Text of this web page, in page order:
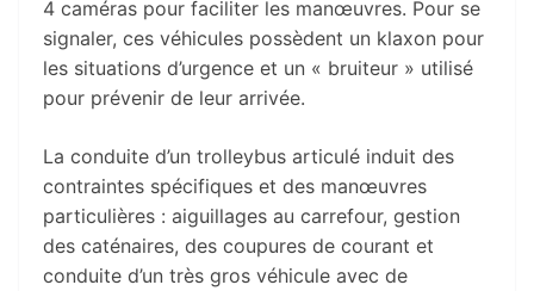
4 caméras pour faciliter les manœuvres. Pour se
signaler, ces véhicules possèdent un klaxon pour
les situations d’urgence et un « bruiteur » utilisé
pour prévenir de leur arrivée.
La conduite d’un trolleybus articulé induit des
contraintes spécifiques et des manœuvres
particulières : aiguillages au carrefour, gestion
des caténaires, des coupures de courant et
conduite d’un très gros véhicule avec de